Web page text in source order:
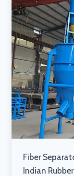
Fiber
Indian